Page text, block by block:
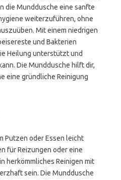
die Munddusche eine sanfte
weiterzuführen, ohne
Mit einem niedrigen
und Bakterien
Heilung unterstützt und
Die Munddusche hilft dir,
eine gründliche Reinigung
Putzen oder Essen leicht
für Reizungen oder eine
herkömmliches Reinigen mit
sein. Die Munddusche